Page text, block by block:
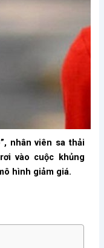
nhân viên sa thải
vào cuộc khủng
hình giảm giá.